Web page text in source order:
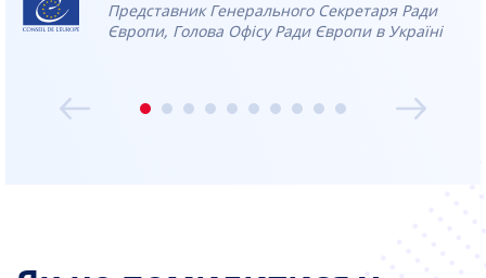
Представник Генерального Секретаря Ради
Європи, Голова Офісу Ради Європи в Україні